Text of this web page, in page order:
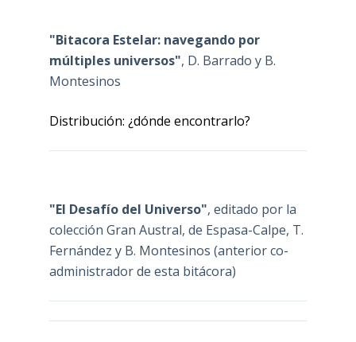
"Bitacora Estelar: navegando por
múltiples universos", D. Barrado y B.
Montesinos
Distribución: ¿dónde encontrarlo?
"El Desafío del Universo", editado por la
colección Gran Austral, de Espasa-Calpe, T.
Fernández y B. Montesinos (anterior co-
administrador de esta bitácora)